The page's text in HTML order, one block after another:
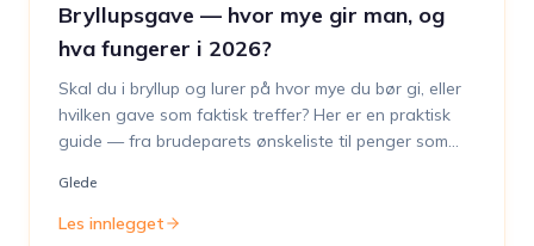
Bryllupsgave — hvor mye gir man, og
hva fungerer i 2026?
Skal du i bryllup og lurer på hvor mye du bør gi, eller
hvilken gave som faktisk treffer? Her er en praktisk
guide — fra brudeparets ønskeliste til penger som
Glede
Les innlegget